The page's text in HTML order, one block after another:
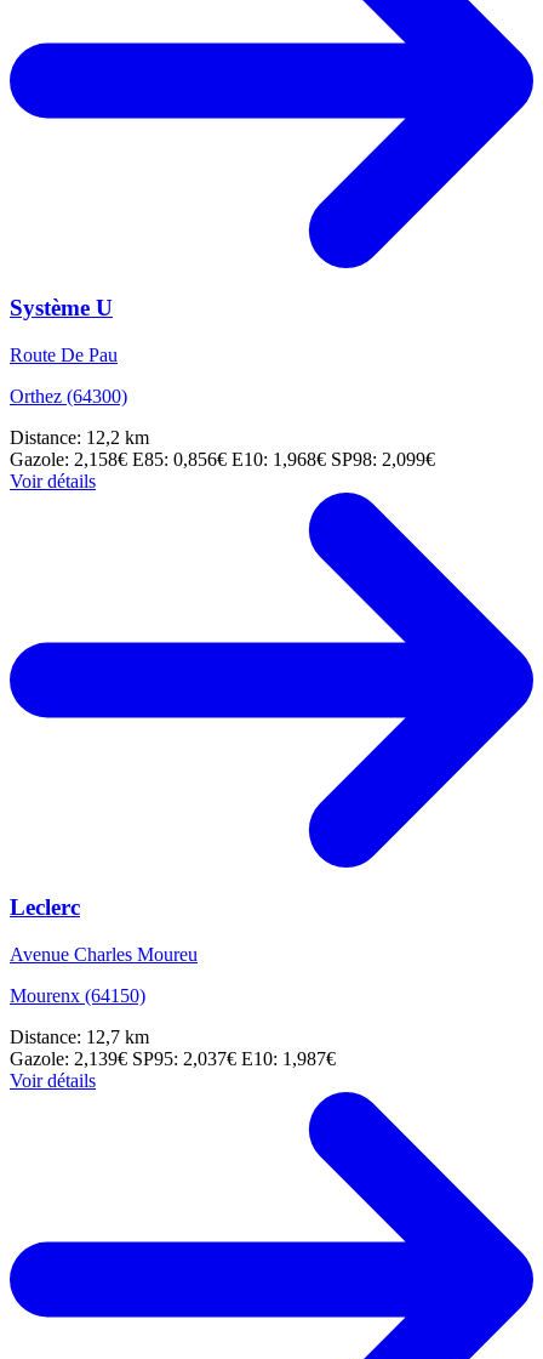
Système U
Route De Pau
Orthez (64300)
Distance: 12,2 km
Gazole: 2,158€ E85: 0,856€ E10: 1,968€ SP98: 2,099€
Voir détails
Leclerc
Avenue Charles Moureu
Mourenx (64150)
Distance: 12,7 km
Gazole: 2,139€ SP95: 2,037€ E10: 1,987€
Voir détails